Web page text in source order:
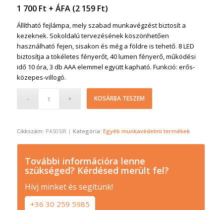
1 700 Ft + ÁFA (2 159 Ft)
Állítható fejlámpa, mely szabad munkavégzést biztosít a
kezeknek. Sokoldalú tervezésének köszönhetően
használható fejen, sisakon és még a földre is tehető. 8 LED
biztosítja a tökéletes fényerőt, 40 lumen fényerő, működési
idő 10 óra, 3 db AAA elemmel együtt kapható. Funkció: erős-
közepes-villogó.
KOSÁRBA TESZEM
Cikkszám: PA50SIR Kategória: Egyéb munkavédelmi termékek
További információra lenne
szükséged? Kérdésed merült fel?
Hívj minket és segítünk!
+36 30 259 5985